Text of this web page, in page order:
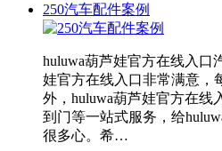
250汽车配件案例
huluwa葫芦娃官方在线入口
娃官方在线入口非常满意，
外，huluwa葫芦娃官方在
到门等一站式服务，给
很多心。希…